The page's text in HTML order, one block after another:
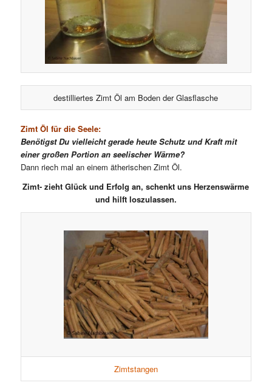
destilliertes Zimt Öl am Boden der Glasflasche
Zimt Öl für die Seele:
Benötigst Du vielleicht gerade heute Schutz und Kraft mit
einer großen Portion an seelischer Wärme?
Dann riech mal an einem ätherischen Zimt Öl.
Zimt- zieht Glück und Erfolg an, schenkt uns Herzenswärme
und hilft loszulassen.
Zimtstangen